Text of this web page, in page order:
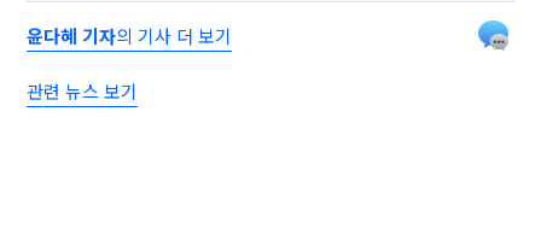
윤다혜 기자의 기사 더 보기
관련 뉴스 보기